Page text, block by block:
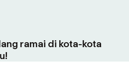
ramai di kota-kota